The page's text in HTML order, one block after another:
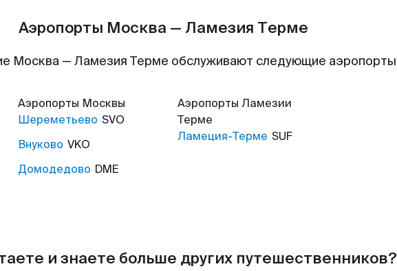
Аэропорты Москва — Ламезия Терме
Москва — Ламезия Терме обслуживают следующие аэропорты
Аэропорты Москвы
Шереметьево SVO
Внуково VKO
Домодедово DME
Аэропорты Ламезии
Терме
Ламеция-Терме SUF
и знаете больше других путешественников?